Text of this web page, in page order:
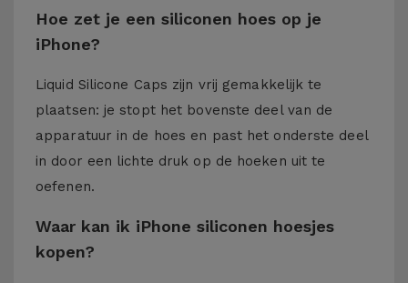
Hoe zet je een siliconen hoes op je
iPhone?
Liquid Silicone Caps zijn vrij gemakkelijk te
plaatsen: je stopt het bovenste deel van de
apparatuur in de hoes en past het onderste deel
in door een lichte druk op de hoeken uit te
oefenen.
Waar kan ik iPhone siliconen hoesjes
kopen?